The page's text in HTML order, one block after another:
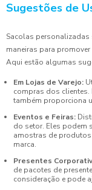
Sugestões de
Sacolas personalizadas
maneiras para
Aqui estão algumas
Em Lojas de Varejo:
compras dos clientes.
também proporciona
Eventos e Feiras:
do setor. Eles podem
amostras de
marca.
Presentes
de pacotes de
consideração e pode